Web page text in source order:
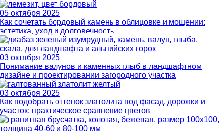
05 октября 2025
Как сочетать бордовый камень в облицовке и мощении:
эстетика, уход и долговечность
03 октября 2025
Понимание валунов и каменных глыб в ландшафтном
дизайне и проектировании загородного участка
03 октября 2025
Как подобрать оттенок златолита под фасад, дорожки и
участок: практическое сравнение цветов